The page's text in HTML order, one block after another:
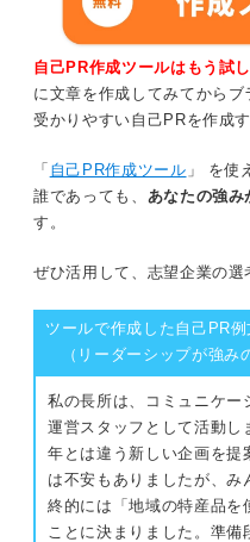
自己PR作成ツールはもう試
に文章を作成してみてから
受かりやすい自己PRを作成
「 自己PR作成ツール 」 を使
誰であっても、 あなたの強
す。
ぜひ活用して、志望企業の選
ツールで作成した自己PR
（リーダーシップが強み
私の長所は、コミュニケー
運営スタッフとして活動し
年とは違う新しい企画を提
は不安もありましたが、み
終的には「地域の特産品を
ことに決まりました。準